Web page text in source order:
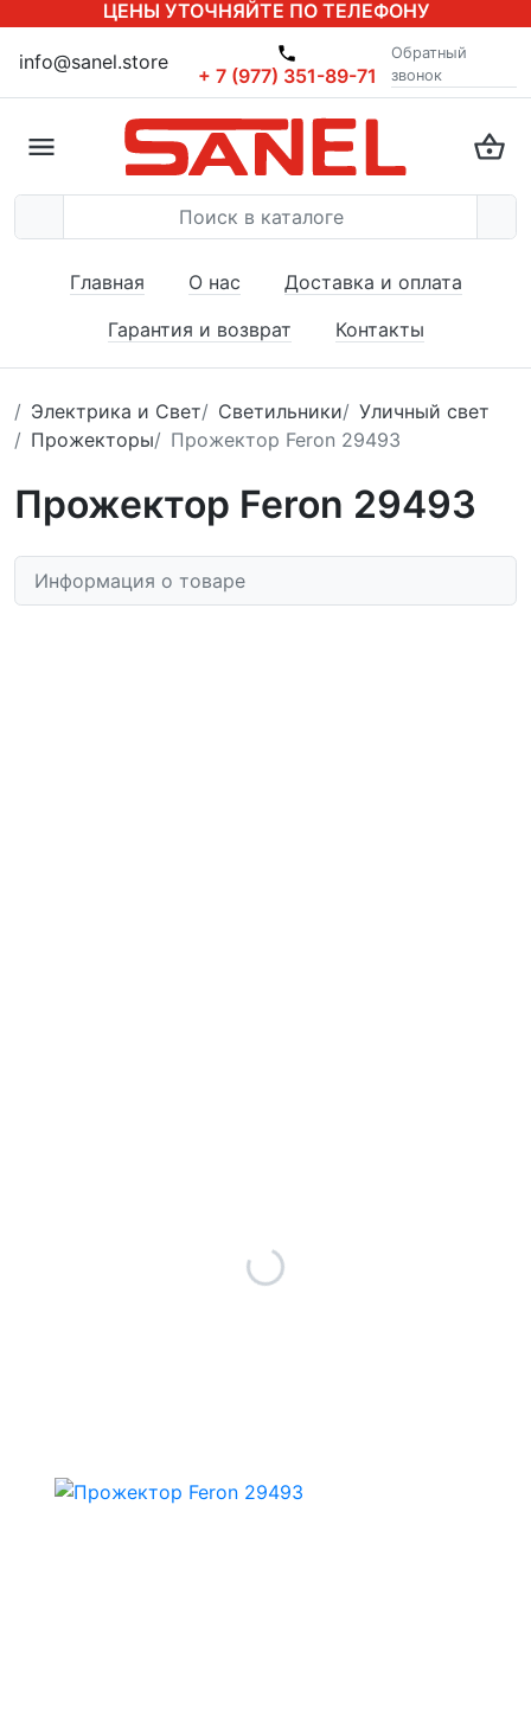
ЦЕНЫ УТОЧНЯЙТЕ ПО ТЕЛЕФОНУ
info@sanel.store
+ 7 (977) 351-89-71
Обратный
звонок
Главная О нас
Доставка и оплата
Гарантия и возврат
Контакты
Электрика и Свет Светильники
Уличный свет
Прожекторы
Прожектор Feron 29493
Прожектор Feron 29493
Информация о товаре